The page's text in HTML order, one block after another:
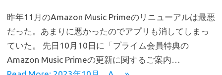
e
b
o
o
it
te
r
e
n
a
昨年11月のAmazon Music Primeのリニューアルは最悪
だった。あまりに悪かったのでアプリも消してしまっ
ていた。 先日10月10日に「プライム会員特典の
Amazon Music Primeの更新に関するご案内…